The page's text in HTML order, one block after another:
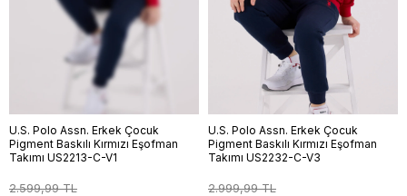
U.S. Polo Assn. Erkek Çocuk
Pigment Baskılı Kırmızı Eşofman
Takımı US2213-C-V1
2.599,99 TL
U.S. Polo Assn. Erkek Çocuk
Pigment Baskılı Kırmızı Eşofman
Takımı US2232-C-V3
2.999,99 TL